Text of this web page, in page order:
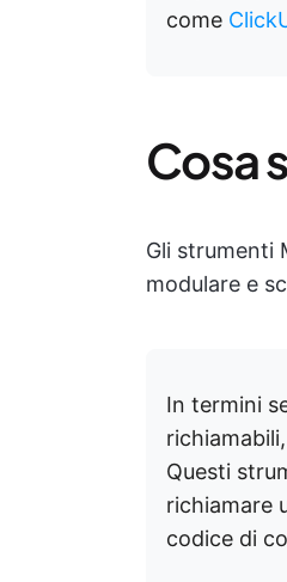
come
Cosa
Gli strumenti
modulare e
In termini
Questi
richiamare
codice di